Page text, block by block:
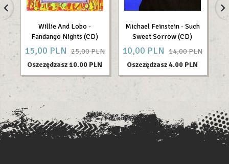
Willie And Lobo -
Fandango Nights (CD)
15,00 PLN 25,00 PLN
Oszczędzasz 10.00 PLN
Michael Feinstein - Such
Sweet Sorrow (CD)
10,00 PLN 14,00 PLN
Oszczędzasz 4.00 PLN